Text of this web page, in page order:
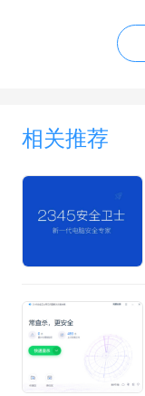
相关推荐